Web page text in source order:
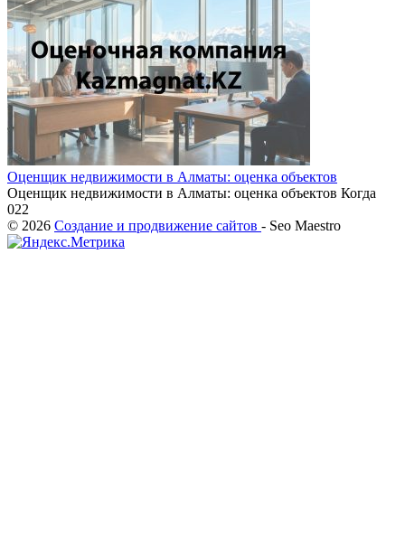
Оценщик недвижимости в Алматы: оценка объектов
Оценщик недвижимости в Алматы: оценка объектов Когда
022
© 2026 Создание и продвижение сайтов - Seo Maestro